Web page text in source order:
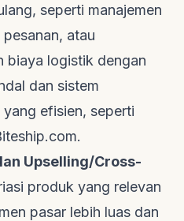
seperti manajemen
atau
biaya logistik dengan
dan sistem
yang efisien, seperti
.
Upselling/Cross-
produk yang relevan
pasar lebih luas dan